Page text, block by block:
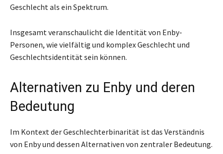
Geschlecht als ein Spektrum.
Insgesamt veranschaulicht die Identität von Enby-
Personen, wie vielfältig und komplex Geschlecht und
Geschlechtsidentität sein können.
Alternativen zu Enby und deren
Bedeutung
Im Kontext der Geschlechterbinarität ist das Verständnis
von Enby und dessen Alternativen von zentraler Bedeutung.